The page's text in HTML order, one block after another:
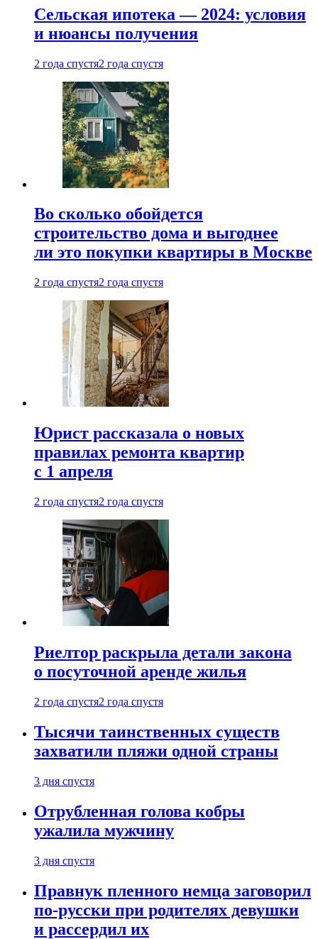
Сельская ипотека — 2024: условия
и нюансы получения
2 года спустя2 года спустя
Во сколько обойдется
строительство дома и выгоднее
ли это покупки квартиры в Москве
2 года спустя2 года спустя
Юрист рассказала о новых
правилах ремонта квартир
с 1 апреля
2 года спустя2 года спустя
Риелтор раскрыла детали закона
о посуточной аренде жилья
2 года спустя2 года спустя
Тысячи таинственных существ
захватили пляжи одной страны
3 дня спустя
Отрубленная голова кобры
ужалила мужчину
3 дня спустя
Правнук пленного немца заговорил
по-русски при родителях девушки
и рассердил их